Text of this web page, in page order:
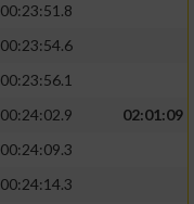
00:23:51.8
00:23:54.6
00:23:56.1
00:24:02.9
02:01:09
00:24:09.3
00:24:14.3